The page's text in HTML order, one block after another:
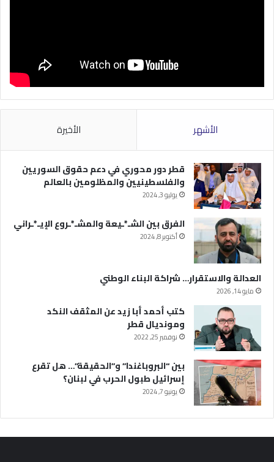
الأشهر الأخيرة
قطر دور محوري في دعم حقوق السوريين
والفلسطينيين والمظلومين بالعالم
يوليو 3, 2024
الفرق بين الشـ*ـيعة والمشـ*ـروع الإيـ*ـراني
أكتوبر 8, 2024
العدالة والاستقرار… شراكة البناء الوطني
مايو 14, 2026
كتب أحمد أبا زيد عن المثقف النكد
ومونديال قطر
نوفمبر 25, 2022
بين “البروباغندا” و”الحقيقة”… هل تقرع
إسرائيل طبول الحرب في لبنان؟
يونيو 7, 2024